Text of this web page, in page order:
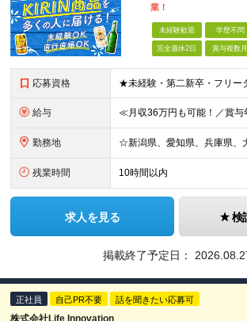
業！
未経験歓迎 学歴不問
完全週休2日 賞与複数月
応募資格
給与
勤務地
残業時間 10時間以内
求人を見る 検
掲載終了予定日：
正社員 自己PR不要 話を聞きたい応募可
株式会社Life Innovation